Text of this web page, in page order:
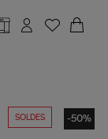
SOLDES -50%